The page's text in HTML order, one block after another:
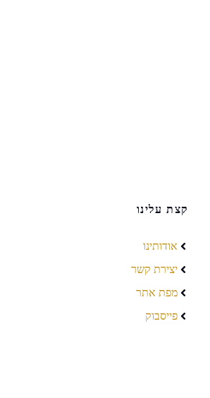
קצת עלינו
אודותינו
יצירת קשר
מפת אתר
פייסבוק